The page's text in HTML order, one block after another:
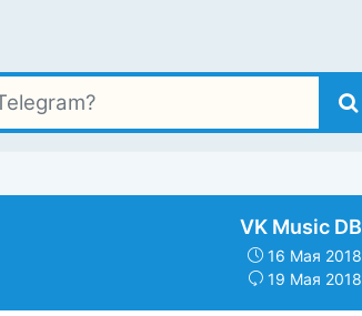
VK Music DB
16 Мая 2018
19 Мая 2018